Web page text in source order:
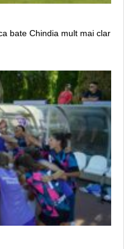
bate Chindia mult mai clar